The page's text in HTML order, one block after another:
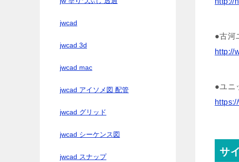
●古河
http://
●ユニ
サ
jwcad
jwcad 3d
jwcad mac
jwcad アイソメ図 配管
jwcad グリッド
jwcad シーケンス図
jwcad スナップ